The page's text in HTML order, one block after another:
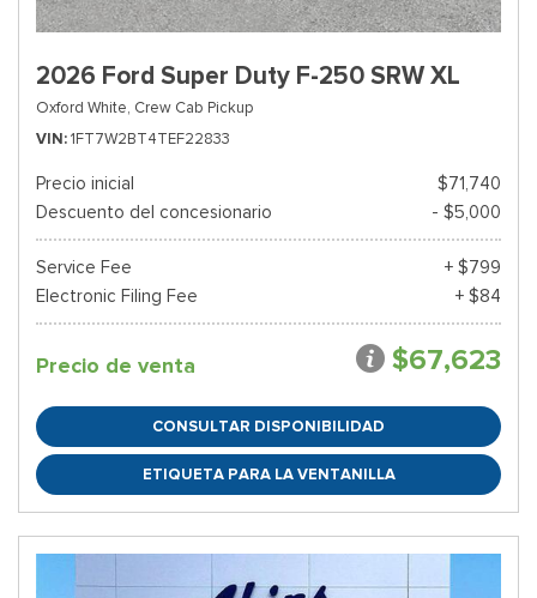
2026 Ford Super Duty F-250 SRW XL
Oxford White, Crew Cab Pickup
VIN 1FT7W2BT4TEF22833
Precio inicial
$71,740
Descuento del concesionario
- $5,000
Service Fee
+ $799
Electronic Filing Fee
+ $84
Precio de venta $67,623
CONSULTAR DISPONIBILIDAD
ETIQUETA PARA LA VENTANILLA